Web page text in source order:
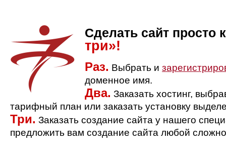
Сделать сайт просто
три»!
Раз. Выбрать и
доменное имя.
Два. Заказать хостинг,
тарифный план или заказать установку
Три. Заказать создание сайта у нашего
предложить вам создание сайта любой